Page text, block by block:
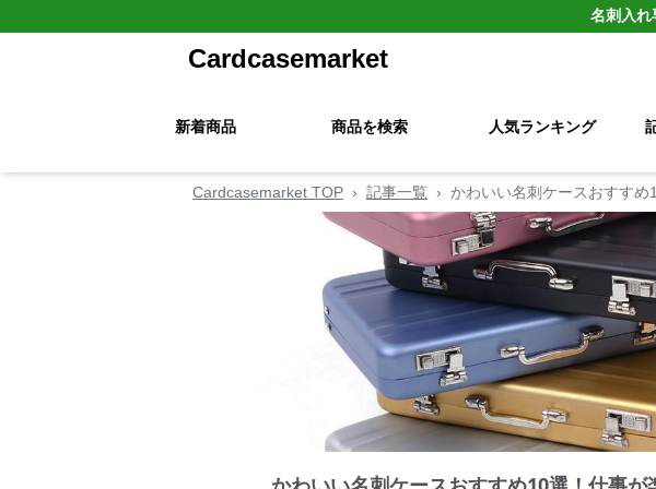
名刺入れ
Cardcasemarket
新着商品 商品を検索 人気ランキング
Cardcasemarket TOP › 記事一覧 › かわいい名刺ケースおすす